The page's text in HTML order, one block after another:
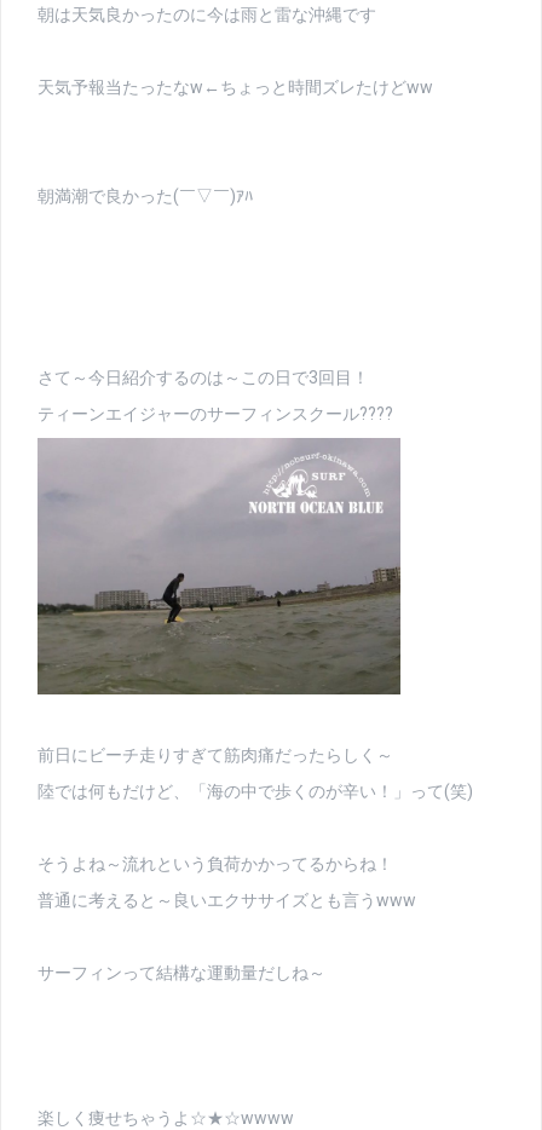
朝は天気良かったのに今は雨と雷な沖縄です
天気予報当たったなw←ちょっと時間ズレたけどww
朝満潮で良かった(￣▽￣)ｱﾊ
さて～今日紹介するのは～この日で3回目！
ティーンエイジャーのサーフィンスクール????
前日にビーチ走りすぎて筋肉痛だったらしく～
陸では何もだけど、「海の中で歩くのが辛い！」って(笑)
そうよね～流れという負荷かかってるからね！
普通に考えると～良いエクササイズとも言うwww
サーフィンって結構な運動量だしね～
楽しく痩せちゃうよ☆★☆wwww